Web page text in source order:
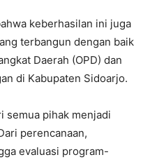
keberhasilan ini juga
terbangun dengan baik
Daerah (OPD) dan
di Kabupaten Sidoarjo.
semua pihak menjadi
perencanaan,
evaluasi program-